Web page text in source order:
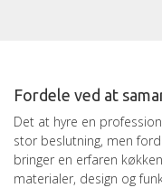
Fordele ved at
Det at hyre en
stor beslutning, men
bringer en erfaren
materialer, design og